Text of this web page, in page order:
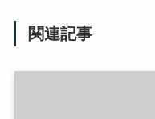
関連記事